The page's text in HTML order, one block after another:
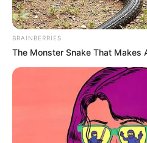
BRAINBERRIES
The Monster Snake That Makes